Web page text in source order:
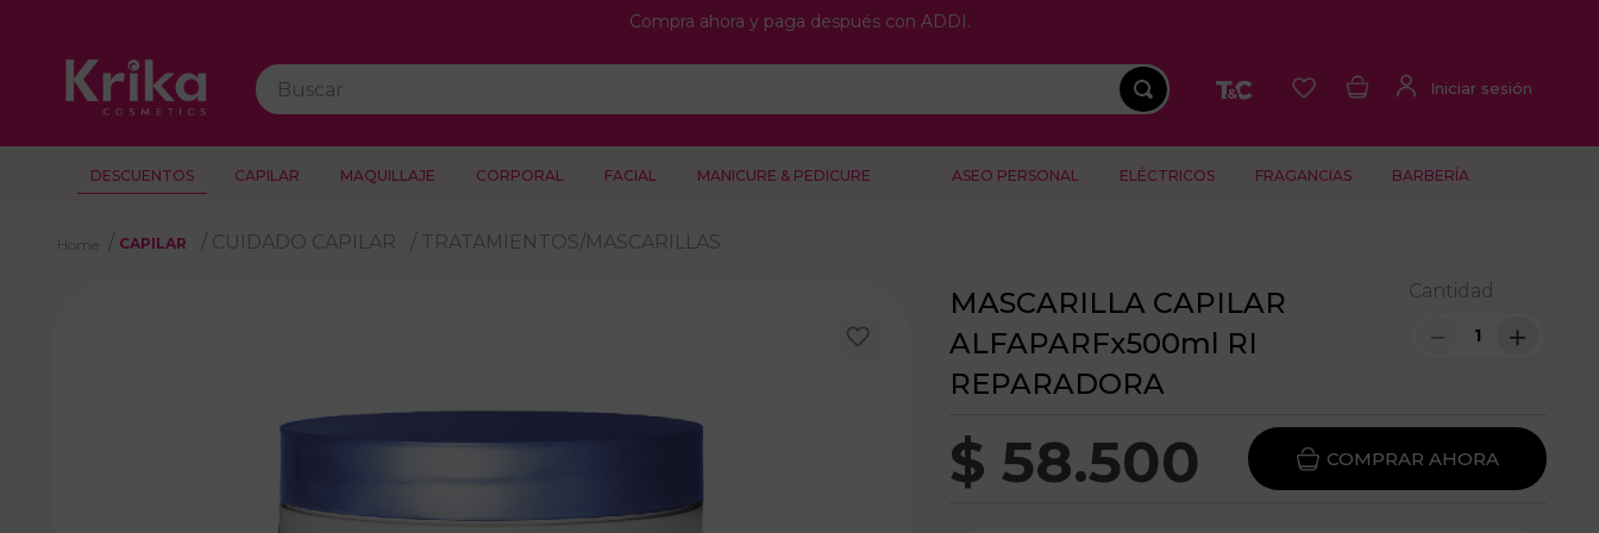
Compra ahora y paga después con ADDI.
Buscar
DESCUENTOS CAPILAR MAQUILLAJE CORPORAL FACIAL MANICURE & PEDICURE ASEO PERSONAL ELÉCTRICOS FRAGANCIAS BARBERÍA
CAPILAR CUIDADO CAPILAR TRATAMIENTOS/MASCARILLAS
MASCARILLA CAPILAR
ALFAPARFx500ml RI
REPARADORA
Cantidad
＋
－
$ 58.500